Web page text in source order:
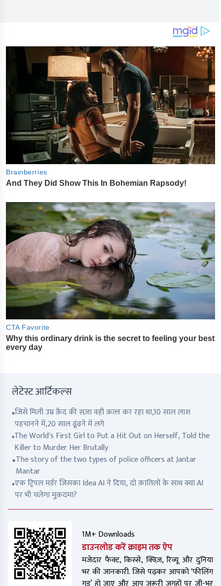
लेटेस्ट आर्टिकल्स
जिसे मिली उम्र क़ैद की सज़ा वही क़त्ल कर रहा था,10 साल लाश
पहचानने में,20 साल ढूंढने में लगे
The World's First Girl to Put a Hit Out on Herself, Told the
Killer to Murder Her Brutally
The story of the two types of police officers at Jantar
Mantar
एक ट्रिपल मर्डर जिसका Idea AI ने दिया, दो क़ातिलों के साथ क्या AI
पर भी चलेगा मुक़दमा?
1M+ Downloads
डाउनलोड करें क्राइम तक ऐप
मजेदार फैक्ट, किस्से, क्विज़, रिव्यू और दुनिया
भर की जानकारी. जिसे पढ़कर आपको ‘फीलिंग